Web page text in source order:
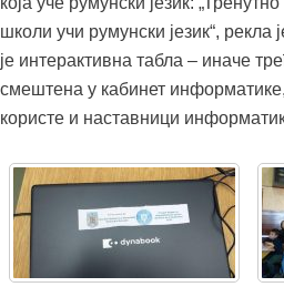
школи учи румунски језик“,
је интерактивна табла – иначе
смештена у кабинет
користе и наставници